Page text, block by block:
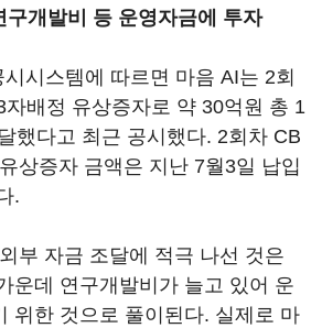
구개발비 등 운영자금에 투자
시스템에 따르면 마음 AI는 2회
배정 유상증자로 약 30억원 총 1
했다고 최근 공시했다. 2회차 CB
상증자 금액은 지난 7월3일 납입
.
부 자금 조달에 적극 나선 것은
운데 연구개발비가 늘고 있어 운
위한 것으로 풀이된다. 실제로 마